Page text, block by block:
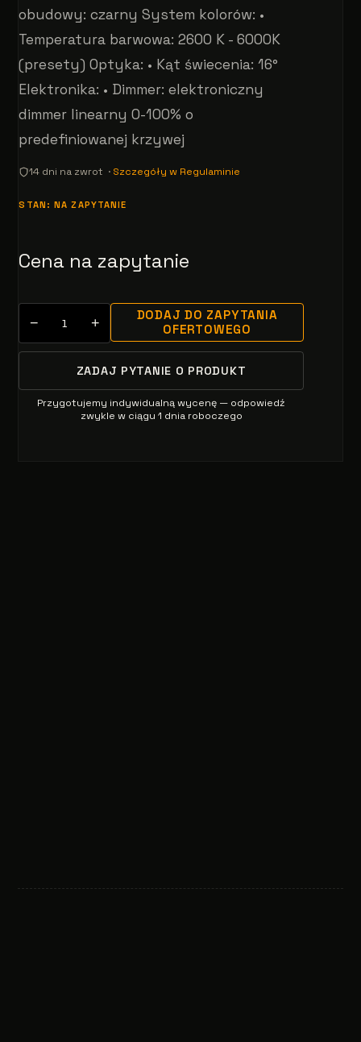
obudowy: czarny System kolorów: •
Temperatura barwowa: 2600 K - 6000K
(presety) Optyka: • Kąt świecenia: 16°
Elektronika: • Dimmer: elektroniczny
dimmer linearny 0-100% o
predefiniowanej krzywej
14 dni na zwrot · Szczegóły w Regulaminie
STAN: NA ZAPYTANIE
Cena na zapytanie
− +
DODAJ DO ZAPYTANIA
OFERTOWEGO
ZADAJ PYTANIE O PRODUKT
Przygotujemy indywidualną wycenę — odpowiedź
zwykle w ciągu 1 dnia roboczego